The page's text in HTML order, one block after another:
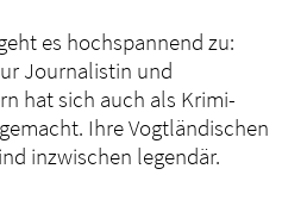
es hochspannend zu:
Journalistin und
hat sich auch als Krimi-
Ihre Vogtländischen
inzwischen legendär.